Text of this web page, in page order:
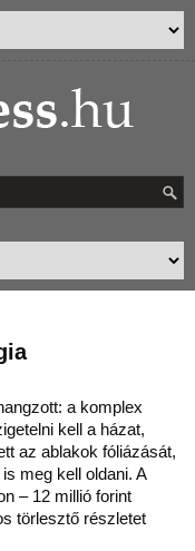
a komplex
kell a házat,
az ablakok fóliázását,
meg kell oldani. A
– 12 millió forint
törlesztő részletet